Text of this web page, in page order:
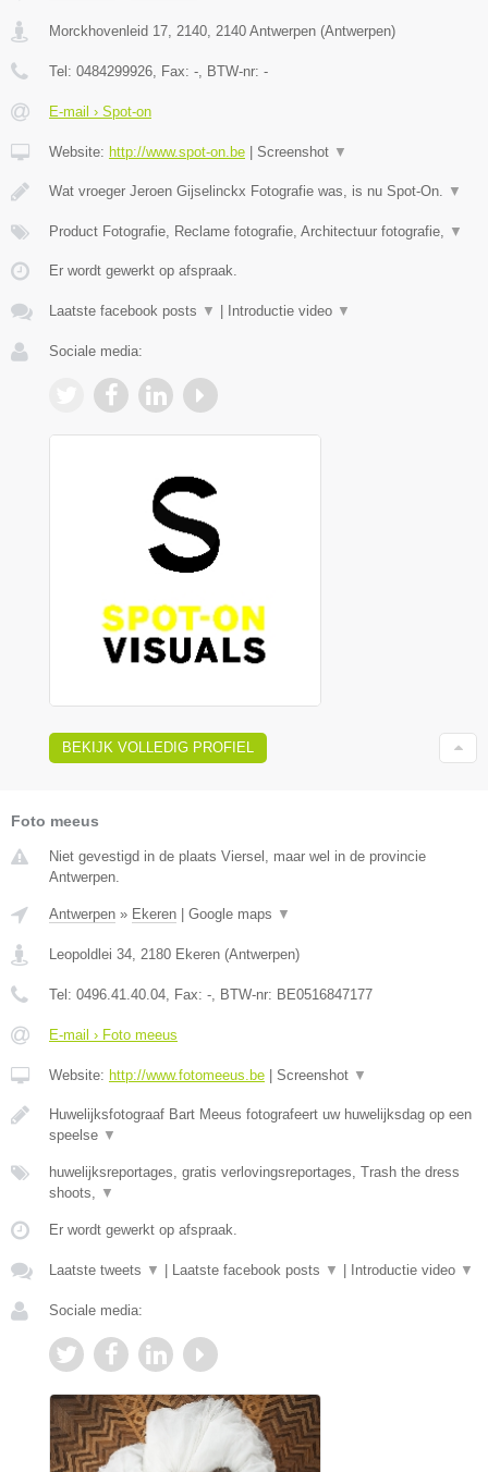
Morckhovenleid 17, 2140 2140 Antwerpen (Antwerpen)
Tel: 0484299926 , Fax: - , BTW-nr: -
E-mail › Spot-on
Website: http://www.spot-on.be Screenshot ▼
Wat vroeger Jeroen Gijselinckx Fotografie was, is nu Spot-On. ▼
Product Fotografie, Reclame fotografie, Architectuur fotografie, ▼
Er wordt gewerkt op afspraak.
Laatste facebook posts ▼ Introductie video ▼
Sociale media:
BEKIJK VOLLEDIG PROFIEL
Foto meeus
Niet gevestigd in de plaats Viersel, maar wel in de provincie
Antwerpen.
Antwerpen » Ekeren Google maps ▼
Leopoldlei 34 2180 Ekeren (Antwerpen)
Tel: 0496.41.40.04 , Fax: - , BTW-nr: BE0516847177
E-mail › Foto meeus
Website: http://www.fotomeeus.be Screenshot ▼
Huwelijksfotograaf Bart Meeus fotografeert uw huwelijksdag op een
speelse ▼
huwelijksreportages, gratis verlovingsreportages, Trash the dress
shoots,
▼
Er wordt gewerkt op afspraak.
Laatste tweets ▼ Laatste facebook posts ▼ Introductie video ▼
Sociale media: